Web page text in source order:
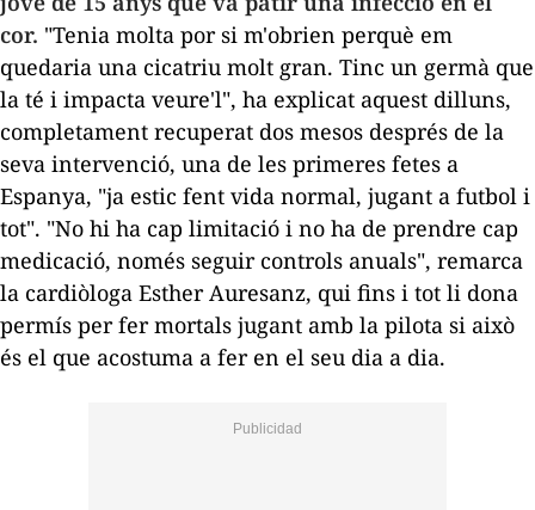
cor. "Tenia molta por si m'obrien perquè em
quedaria una cicatriu molt gran. Tinc un germà que
la té i impacta veure'l", ha explicat aquest dilluns,
completament recuperat dos mesos després de la
seva intervenció, una de les primeres fetes a
Espanya, "ja estic fent vida normal, jugant a futbol i
tot". "No hi ha cap limitació i no ha de prendre cap
medicació, només seguir controls anuals", remarca
la cardiòloga Esther Auresanz, qui fins i tot li dona
permís per fer mortals jugant amb la pilota si això
és el que acostuma a fer en el seu dia a dia.